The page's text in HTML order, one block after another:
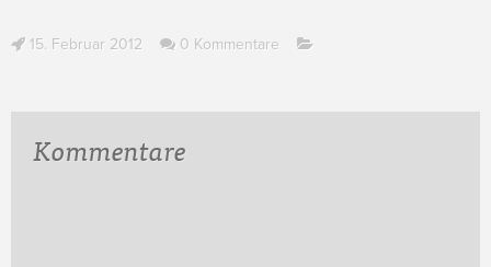
15. Februar 2012 0 Kommentare
Kommentare